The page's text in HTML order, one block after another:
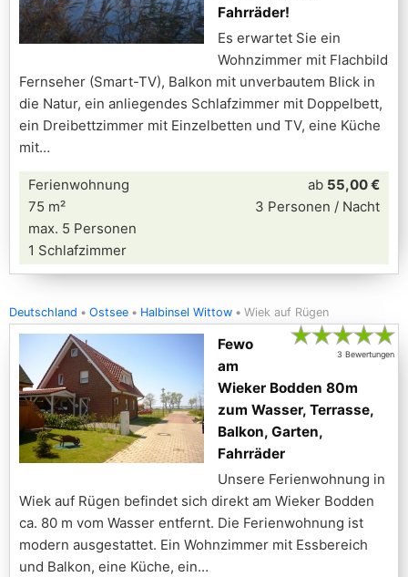
Fahrräder!
Es erwartet Sie ein
Wohnzimmer mit Flachbild
Fernseher (Smart-TV), Balkon mit unverbautem Blick in
die Natur, ein anliegendes Schlafzimmer mit Doppelbett,
ein Dreibettzimmer mit Einzelbetten und TV, eine Küche
mit
Ferienwohnung
75 m²
max. 5 Personen
1 Schlafzimmer
ab 55,00 €
3 Personen / Nacht
Deutschland Ostsee Halbinsel Wittow Wiek auf Rügen
★★★★★
3 Bewertungen
Fewo
am
Wieker Bodden 80m
zum Wasser, Terrasse,
Balkon, Garten,
Fahrräder
Unsere Ferienwohnung in
Wiek auf Rügen befindet sich direkt am Wieker Bodden
ca. 80 m vom Wasser entfernt. Die Ferienwohnung ist
modern ausgestattet. Ein Wohnzimmer mit Essbereich
und Balkon, eine Küche, ein